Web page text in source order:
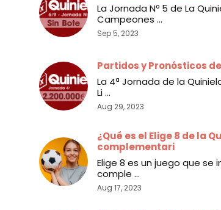
La Jornada Nº 5 de La
Campeones ...
Sep 5, 2023
Partidos y Pronósticos
La 4ª Jornada de la
Li ...
Aug 29, 2023
¿Qué es el Elige 8 de la
complementari
Elige 8 es un juego que se
comple ...
Aug 17, 2023